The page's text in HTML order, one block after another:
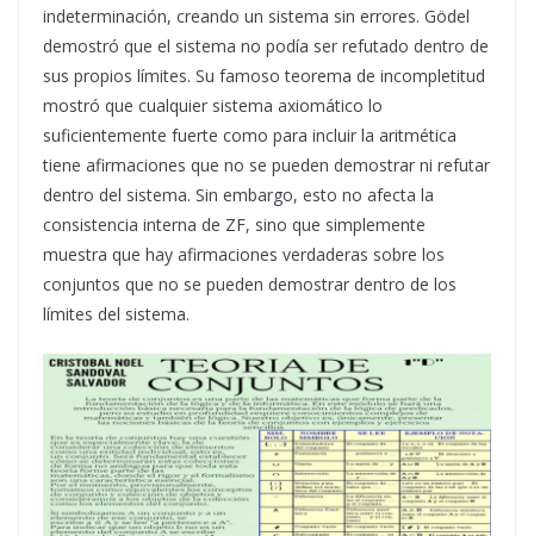
indeterminación, creando un sistema sin errores. Gödel
demostró que el sistema no podía ser refutado dentro de
sus propios límites. Su famoso teorema de incompletitud
mostró que cualquier sistema axiomático lo
suficientemente fuerte como para incluir la aritmética
tiene afirmaciones que no se pueden demostrar ni refutar
dentro del sistema. Sin embargo, esto no afecta la
consistencia interna de ZF, sino que simplemente
muestra que hay afirmaciones verdaderas sobre los
conjuntos que no se pueden demostrar dentro de los
límites del sistema.